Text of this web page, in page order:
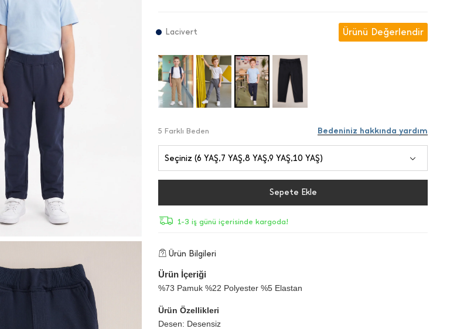
Lacivert Ürünü Değerlendir
5 Farklı Beden Bedeniniz hakkında yardım
Seçiniz (6 YAŞ,7 YAŞ,8 YAŞ,9 YAŞ,10 YAŞ)
Sepete Ekle
1-3 iş günü içerisinde kargoda!
Ürün Bilgileri
Ürün İçeriği
%73 Pamuk %22 Polyester %5 Elastan
Ürün Özellikleri
Desen: Desensiz